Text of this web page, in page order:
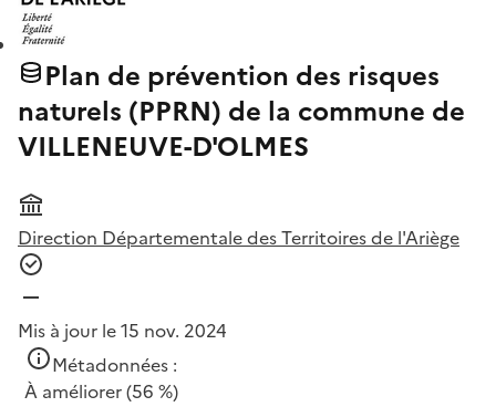
Plan de prévention des risques
naturels (PPRN) de la commune de
VILLENEUVE-D'OLMES
Direction Départementale des Territoires de l'Ariège
Mis à jour le 15 nov. 2024
Métadonnées :
À améliorer(56 %)